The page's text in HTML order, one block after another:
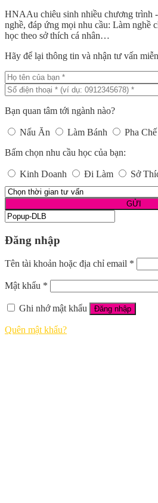
HNAAu chiêu sinh nhiều chương trình -
nghề, đáp ứng mọi nhu cầu: Làm nghề
học theo sở thích cá nhân…
Hãy để lại thông tin và nhận tư vấn
Bạn quan tâm tới ngành nào?
Nấu Ăn Làm Bánh
Pha Chế
Bấm chọn nhu cầu học của bạn:
Kinh Doanh Đi Làm Sở
Đăng nhập
Tên tài khoản hoặc địa chỉ email *
Mật khẩu *
Ghi nhớ mật khẩu Đăng nhập
Quên mật khẩu?